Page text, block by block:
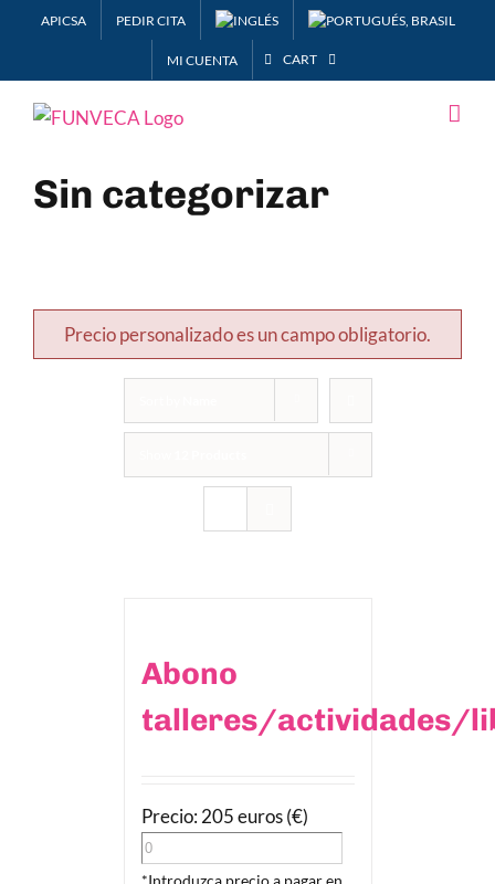
APICSA PEDIR CITA
MI CUENTA CART
Sin categorizar
Precio personalizado es un campo obligatorio.
Abono
talleres/actividades/
Precio: 205 euros (€)